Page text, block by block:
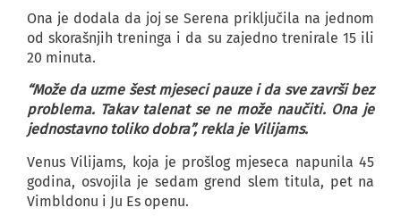
Ona je dodala da joj se Serena priključila na jednom
od skorašnjih treninga i da su zajedno trenirale 15 ili
20 minuta.
“Može da uzme šest mjeseci pauze i da sve završi bez
problema. Takav talenat se ne može naučiti. Ona je
jednostavno toliko dobra”, rekla je Vilijams.
Venus Vilijams, koja je prošlog mjeseca napunila 45
godina, osvojila je sedam grend slem titula, pet na
Vimbldonu i Ju Es openu.